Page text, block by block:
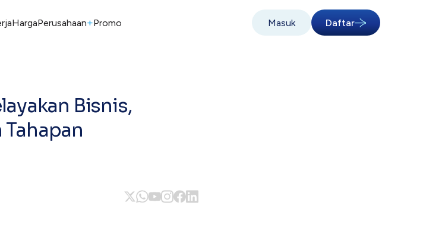
HargaPerusahaan+Promo Masuk Daftar
Bisnis,